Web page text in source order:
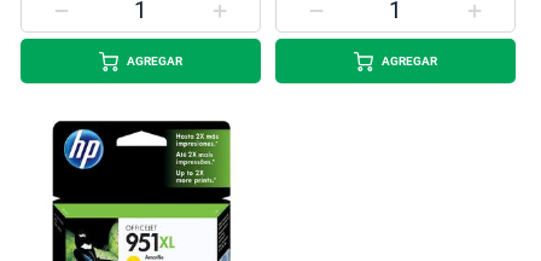
AGREGAR AGREGAR